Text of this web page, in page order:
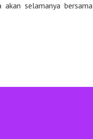
akan selamanya bersama